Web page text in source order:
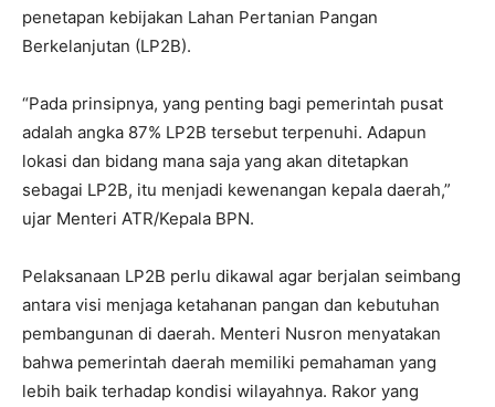
penetapan kebijakan Lahan Pertanian Pangan
Berkelanjutan (LP2B).
“Pada prinsipnya, yang penting bagi pemerintah pusat
adalah angka 87% LP2B tersebut terpenuhi. Adapun
lokasi dan bidang mana saja yang akan ditetapkan
sebagai LP2B, itu menjadi kewenangan kepala daerah,”
ujar Menteri ATR/Kepala BPN.
Pelaksanaan LP2B perlu dikawal agar berjalan seimbang
antara visi menjaga ketahanan pangan dan kebutuhan
pembangunan di daerah. Menteri Nusron menyatakan
bahwa pemerintah daerah memiliki pemahaman yang
lebih baik terhadap kondisi wilayahnya. Rakor yang